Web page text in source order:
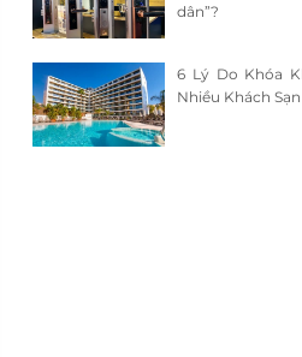
dân”?
6 Lý Do Khóa
Nhiều Khách